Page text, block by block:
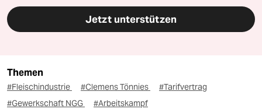
Jetzt unterstützen
Themen
#Fleischindustrie #Clemens Tönnies
#Tarifvertrag
#Gewerkschaft NGG
#Arbeitskampf